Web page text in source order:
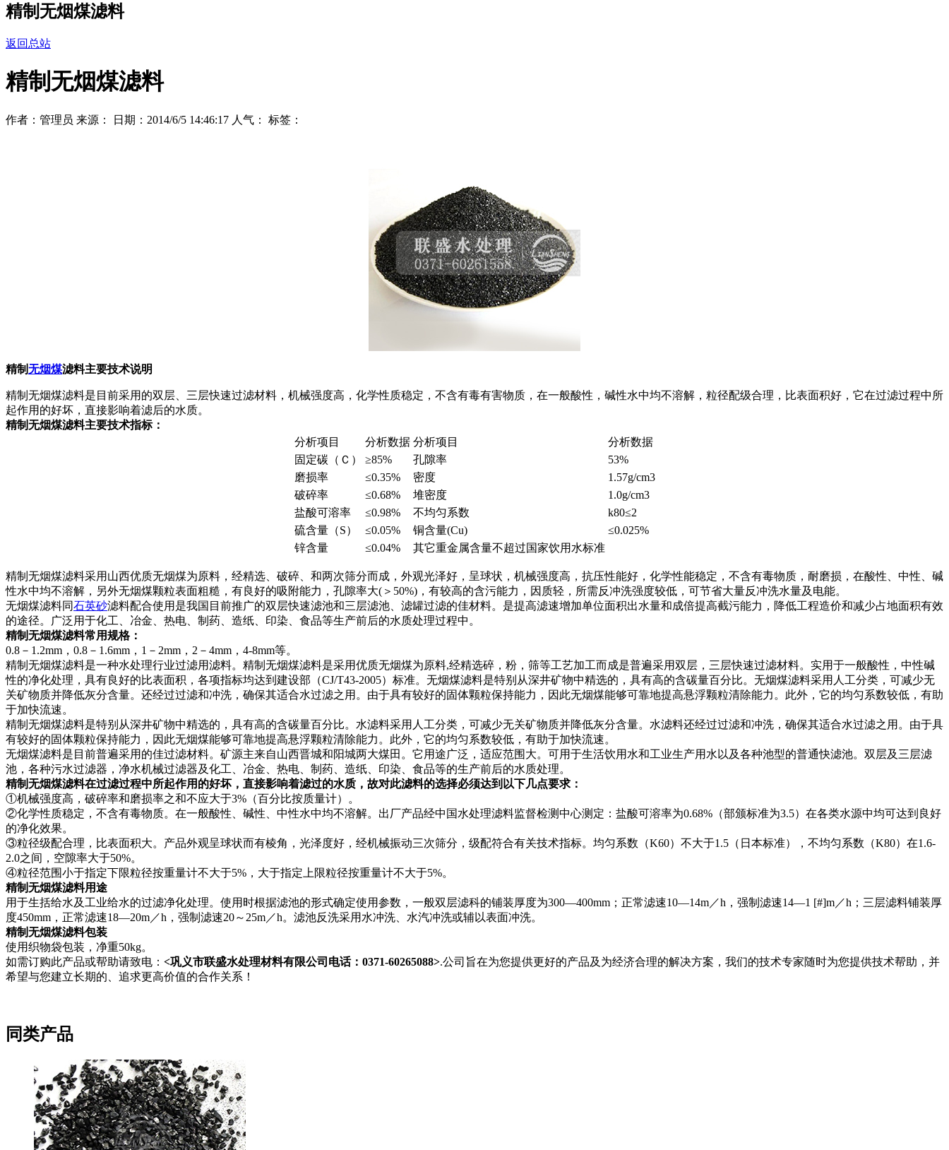
精制无烟煤滤料
返回总站
精制无烟煤滤料
作者：管理员 来源： 日期：2014/6/5 14:46:17 人气： 标签：
精制无烟煤滤料主要技术说明
精制无烟煤滤料是目前采用的双层、三层快速过滤材料，机械强度高，化学性质稳定，不含有毒有害物质，在一般酸性，碱性水中均不溶解，粒径配级合理，比表面积好，它在过滤过程中所
起作用的好坏，直接影响着滤后的水质。
精制无烟煤滤料主要技术指标：
分析项目
分析数据 分析项目
分析数据
固定碳（Ｃ）
≥85% 孔隙率
53%
磨损率
≤0.35% 密度
1.57g/cm3
破碎率
≤0.68% 堆密度
1.0g/cm3
盐酸可溶率
≤0.98% 不均匀系数
k80≤2
硫含量（S）
≤0.05% 铜含量(Cu)
≤0.025%
锌含量
≤0.04% 其它重金属含量不超过国家饮用水标准
精制无烟煤滤料采用山西优质无烟煤为原料，经精选、破碎、和两次筛分而成，外观光泽好，呈球状，机械强度高，抗压性能好，化学性能稳定，不含有毒物质，耐磨损，在酸性、中性、碱
性水中均不溶解，另外无烟煤颗粒表面粗糙，有良好的吸附能力，孔隙率大(＞50%)，有较高的含污能力，因质轻，所需反冲洗强度较低，可节省大量反冲洗水量及电能。
无烟煤滤料同石英砂滤料配合使用是我国目前推广的双层快速滤池和三层滤池、滤罐过滤的佳材料。是提高滤速增加单位面积出水量和成倍提高截污能力，降低工程造价和减少占地面积有效
的途径。广泛用于化工、冶金、热电、制药、造纸、印染、食品等生产前后的水质处理过程中。
精制无烟煤滤料常用规格：
0.8－1.2mm，0.8－1.6mm，1－2mm，2－4mm，4-8mm等。
精制无烟煤滤料是一种水处理行业过滤用滤料。精制无烟煤滤料是采用优质无烟煤为原料,经精选碎，粉，筛等工艺加工而成是普遍采用双层，三层快速过滤材料。实用于一般酸性，中性碱
性的净化处理，具有良好的比表面积，各项指标均达到建设部（CJ/T43-2005）标准。无烟煤滤料是特别从深井矿物中精选的，具有高的含碳量百分比。无烟煤滤料采用人工分类，可减少无
关矿物质并降低灰分含量。还经过过滤和冲洗，确保其适合水过滤之用。由于具有较好的固体颗粒保持能力，因此无烟煤能够可靠地提高悬浮颗粒清除能力。此外，它的均匀系数较低，有助
于加快流速。
精制无烟煤滤料是特别从深井矿物中精选的，具有高的含碳量百分比。水滤料采用人工分类，可减少无关矿物质并降低灰分含量。水滤料还经过过滤和冲洗，确保其适合水过滤之用。由于具
有较好的固体颗粒保持能力，因此无烟煤能够可靠地提高悬浮颗粒清除能力。此外，它的均匀系数较低，有助于加快流速。
无烟煤滤料是目前普遍采用的佳过滤材料。矿源主来自山西晋城和阳城两大煤田。它用途广泛，适应范围大。可用于生活饮用水和工业生产用水以及各种池型的普通快滤池。双层及三层滤
池，各种污水过滤器，净水机械过滤器及化工、冶金、热电、制药、造纸、印染、食品等的生产前后的水质处理。
精制无烟煤滤料在过滤过程中所起作用的好坏，直接影响着滤过的水质，故对此滤料的选择必须达到以下几点要求：
①机械强度高，破碎率和磨损率之和不应大于3%（百分比按质量计）。
②化学性质稳定，不含有毒物质。在一般酸性、碱性、中性水中均不溶解。出厂产品经中国水处理滤料监督检测中心测定：盐酸可溶率为0.68%（部颁标准为3.5）在各类水源中均可达到良好
的净化效果。
③粒径级配合理，比表面积大。产品外观呈球状而有棱角，光泽度好，经机械振动三次筛分，级配符合有关技术指标。均匀系数（K60）不大于1.5（日本标准），不均匀系数（K80）在1.6-
2.0之间，空隙率大于50%。
④粒径范围小于指定下限粒径按重量计不大于5%，大于指定上限粒径按重量计不大于5%。
精制无烟煤滤料用途
用于生括给水及工业给水的过滤净化处理。使用时根据滤池的形式确定使用参数，一般双层滤科的铺装厚度为300—400mm；正常滤速10—14m／h，强制滤速14—1 [#]m／h；三层滤料铺装厚
度450mm，正常滤速18—20m／h，强制滤速20～25m／h。滤池反洗采用水冲洗、水汽冲洗或辅以表面冲洗。
精制无烟煤滤料包装
使用织物袋包装，净重50kg。
如需订购此产品或帮助请致电： <巩义市联盛水处理材料有限公司电话：0371-60265088>.公司旨在为您提供更好的产品及为经济合理的解决方案，我们的技术专家随时为您提供技术帮助，并
希望与您建立长期的、追求更高价值的合作关系！
同类产品